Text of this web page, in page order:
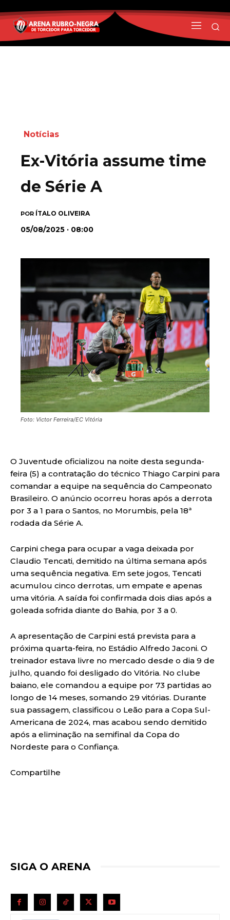
Notícias
Ex-Vitória assume time
de Série A
POR ÍTALO OLIVEIRA
05/08/2025 · 08:00
Foto: Victor Ferreira/EC Vitória
O Juventude oficializou na noite desta segunda-
feira (5) a contratação do técnico Thiago Carpini para
comandar a equipe na sequência do Campeonato
Brasileiro. O anúncio ocorreu horas após a derrota
por 3 a 1 para o Santos, no Morumbis, pela 18ª
rodada da Série A.
Carpini chega para ocupar a vaga deixada por
Claudio Tencati, demitido na última semana após
uma sequência negativa. Em sete jogos, Tencati
acumulou cinco derrotas, um empate e apenas
uma vitória. A saída foi confirmada dois dias após a
goleada sofrida diante do Bahia, por 3 a 0.
A apresentação de Carpini está prevista para a
próxima quarta-feira, no Estádio Alfredo Jaconi. O
treinador estava livre no mercado desde o dia 9 de
julho, quando foi desligado do Vitória. No clube
baiano, ele comandou a equipe por 73 partidas ao
longo de 14 meses, somando 29 vitórias. Durante
sua passagem, classificou o Leão para a Copa Sul-
Americana de 2024, mas acabou sendo demitido
após a eliminação na semifinal da Copa do
Nordeste para o Confiança.
Compartilhe
SIGA O ARENA